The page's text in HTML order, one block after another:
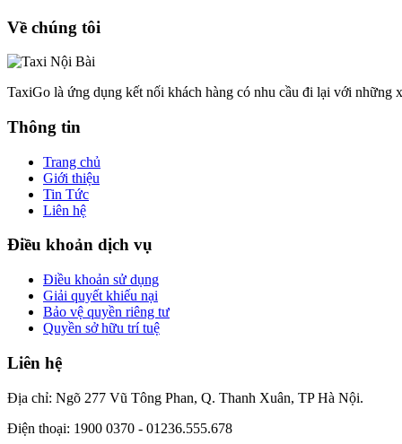
Về chúng tôi
TaxiGo là ứng dụng kết nối khách hàng có nhu cầu đi lại với những
Thông tin
Trang chủ
Giới thiệu
Tin Tức
Liên hệ
Điều khoản dịch vụ
Điều khoản sử dụng
Giải quyết khiếu nại
Bảo vệ quyền riêng tư
Quyền sở hữu trí tuệ
Liên hệ
Địa chỉ: Ngõ 277 Vũ Tông Phan, Q. Thanh Xuân, TP Hà Nội.
Điện thoại: 1900 0370 - 01236.555.678